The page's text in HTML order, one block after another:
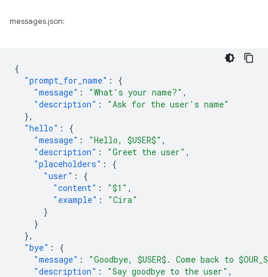
messages.json:
{
"prompt_for_name" :
{
"message" : "What's your name?" ,
"description" :
"Ask for the user's name"
},
"hello" :
{
"message" : "Hello, $USER$" ,
"description" : "Greet the user" ,
"placeholders" :
{
"user" :
{
"content" : "$1" ,
"example" :
"Cira"
}
}
},
"bye" :
{
"message" :
"Goodbye, $USER$. Come back to
"description" : "Say goodbye to the user" ,